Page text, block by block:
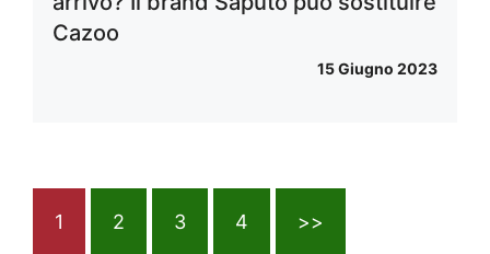
Cazoo
15 Giugno 2023
1 2 3 4 >>